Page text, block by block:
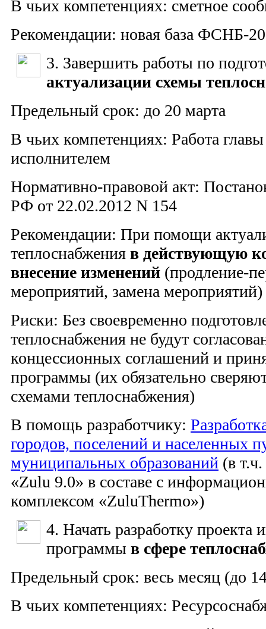
В чьих компетенциях: сметное
Рекомендации: новая база ФСНБ-
3. Завершить работы по
актуализации схемы
Предельный срок: до 20 марта
В чьих компетенциях: Работа
исполнителем
Нормативно-правовой акт:
РФ от 22.02.2012 N 154
Рекомендации: При помощи
теплоснабжения в действующую
внесение изменений (продление-
мероприятий, замена мероприятий)
Риски: Без своевременно
теплоснабжения не будут
концессионных соглашений и
программы (их обязательно
схемами теплоснабжения)
В помощь разработчику:
городов, поселений и населенных
муниципальных образований (в
«Zulu 9.0» в составе с
комплексом «ZuluThermo»)
4. Начать разработку проекта
программы в сфере
Предельный срок: весь месяц (до
В чьих компетенциях: